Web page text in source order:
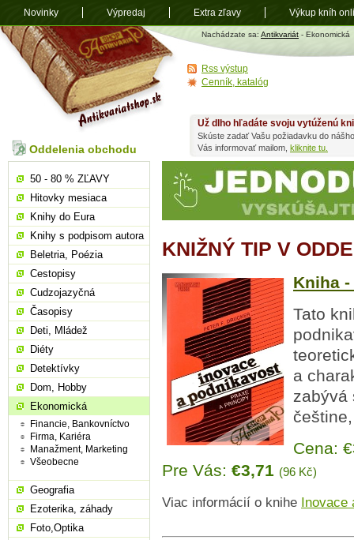
Antikvariát
shop.sk
Nachádzate sa: Antikvariát - Ekonomická
KNIŽNÝ TIP V
Kniha
Tato
a
zabývá
Cena:
Pre Vás: €3,71 (96 Kč)
Viac informácií o knihe Inovace
Už dlho hľadáte svoju vytúženú
Skúste zadať Vašu požiadavku do
Vás informovať mailom, kliknite tu.
Oddelenia obchodu
50 - 80 % ZĽAVY
Hitovky mesiaca
Knihy do Eura
Knihy s podpisom autora
Beletria, Poézia
Cestopisy
Cudzojazyčná
Časopisy
Deti, Mládež
Diéty
Detektívky
Dom, Hobby
Ekonomická
Financie, Bankovníctvo
Firma, Kariéra
Manažment, Marketing
Všeobecne
Geografia
Ezoterika, záhady
Foto,Optika
Rss výstup
Cenník, katalóg
Novinky Výpredaj Extra zľavy Výkup kníh